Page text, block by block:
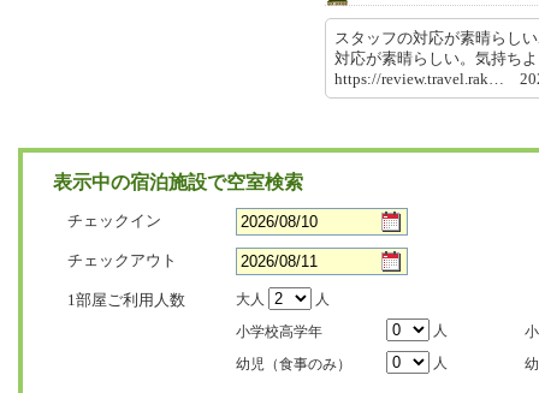
スタッフの対応が素晴らし
対応が素晴らしい。気持ち
https://review.travel.rak…
表示中の宿泊施設で空室検索
チェックイン
チェックアウト
1部屋ご利用人数 大人
人
小学校高学年
人
幼児（食事のみ）
人